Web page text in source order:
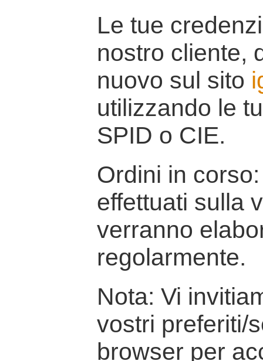
Le tue
nostro cliente,
nuovo sul sito
utilizzando le
SPID o CIE.
Ordini in
effettuati sulla
verranno
regolarmente.
Nota: Vi
vostri preferiti/
browser per